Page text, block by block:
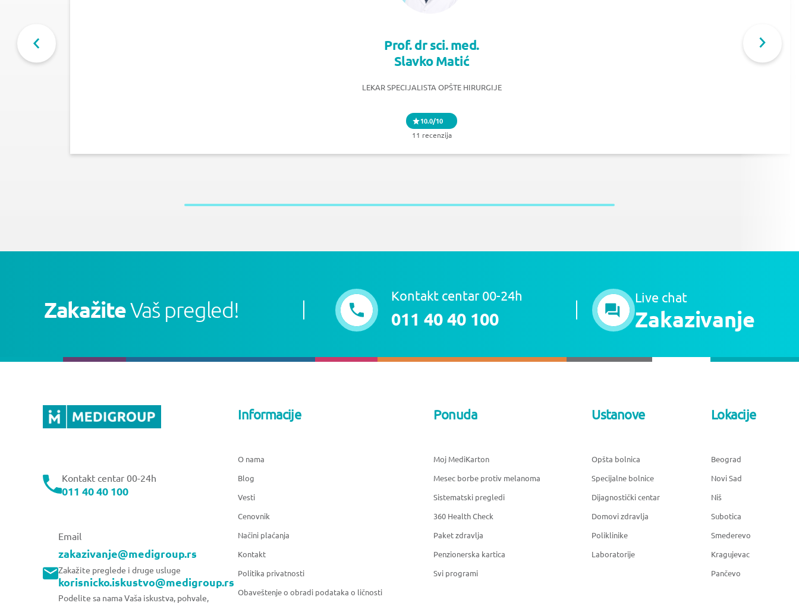
Prof. dr sci. med.
Slavko Matić
LEKAR SPECIJALISTA OPŠTE HIRURGIJE
10.0/10
11 recenzija
ZakažiteVaš pregled!
Kontakt centar 00-24h
011 40 40 100
Live chat
Zakazivanje
Kontakt centar 00-24h
011 40 40 100
Email
zakazivanje@medigroup.rs
Zakažite preglede i druge usluge
korisnicko.iskustvo@medigroup.rs
Podelite sa nama Vaša iskustva, pohvale,
Informacije
O nama
Blog
Vesti
Cenovnik
Načini plaćanja
Kontakt
Politika privatnosti
Obaveštenje o obradi podataka o ličnosti
Ponuda
Moj MediKarton
Mesec borbe protiv melanoma
Sistematski pregledi
360 Health Check
Paket zdravlja
Penzionerska kartica
Svi programi
Ustanove
Opšta bolnica
Specijalne bolnice
Dijagnostički centar
Domovi zdravlja
Poliklinike
Laboratorije
Lokacije
Beograd
Novi Sad
Niš
Subotica
Smederevo
Kragujevac
Pančevo